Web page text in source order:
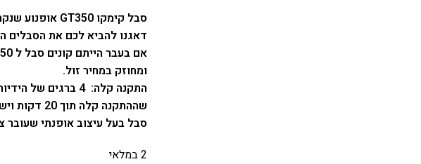
סבל קימקו GT350 אופנוע שנקרא בשם המלא שלו Kymco Downtown GT 350.
דאגנו להביא לכם את הסבלים
ומחוזק במחיר זול.
התקנה קלה: 4
שההתקנה קלה תוך 20 דקות ויש לכם סבל שיכול להתאים לכל ארגז או תושבת שתחפצו.
סבל בעל עיצוב אופנתי שעובר
2 במלאי